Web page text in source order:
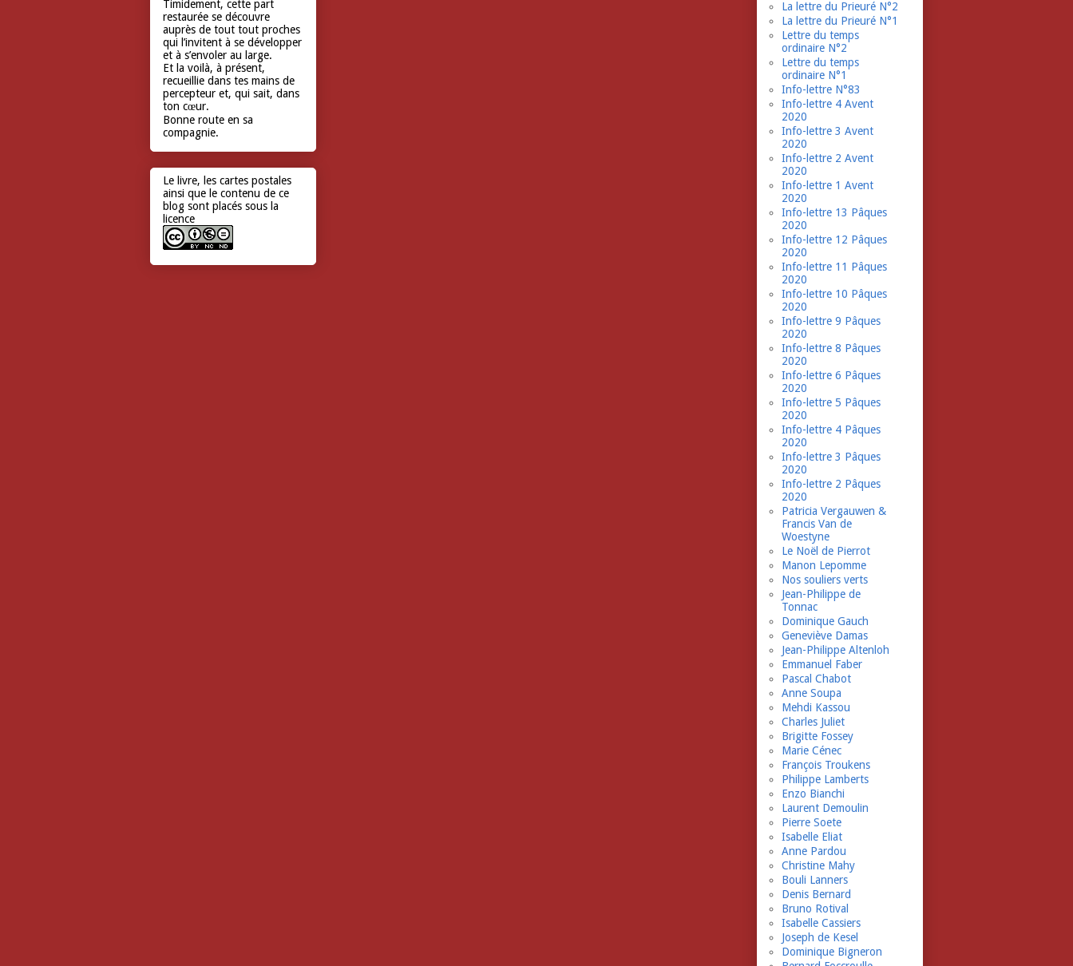
Timidement, cette part
restaurée se découvre
auprès de tout tout proches
qui l’invitent à se développer
et à s’envoler au large.
Et la voilà, à présent,
recueillie dans tes mains de
percepteur et, qui sait, dans
ton cœur.
Bonne route en sa
compagnie.
Le livre, les cartes postales
ainsi que le contenu de ce
blog sont placés sous la
licence
La lettre du Prieuré N°2
La lettre du Prieuré N°1
Lettre du temps
ordinaire N°2
Lettre du temps
ordinaire N°1
Info-lettre N°83
Info-lettre 4 Avent
2020
Info-lettre 3 Avent
2020
Info-lettre 2 Avent
2020
Info-lettre 1 Avent
2020
Info-lettre 13 Pâques
2020
Info-lettre 12 Pâques
2020
Info-lettre 11 Pâques
2020
Info-lettre 10 Pâques
2020
Info-lettre 9 Pâques
2020
Info-lettre 8 Pâques
2020
Info-lettre 6 Pâques
2020
Info-lettre 5 Pâques
2020
Info-lettre 4 Pâques
2020
Info-lettre 3 Pâques
2020
Info-lettre 2 Pâques
2020
Patricia Vergauwen &
Francis Van de
Woestyne
Le Noël de Pierrot
Manon Lepomme
Nos souliers verts
Jean-Philippe de
Tonnac
Dominique Gauch
Geneviève Damas
Jean-Philippe Altenloh
Emmanuel Faber
Pascal Chabot
Anne Soupa
Mehdi Kassou
Charles Juliet
Brigitte Fossey
Marie Cénec
François Troukens
Philippe Lamberts
Enzo Bianchi
Laurent Demoulin
Pierre Soete
Isabelle Eliat
Anne Pardou
Christine Mahy
Bouli Lanners
Denis Bernard
Bruno Rotival
Isabelle Cassiers
Joseph de Kesel
Dominique Bigneron